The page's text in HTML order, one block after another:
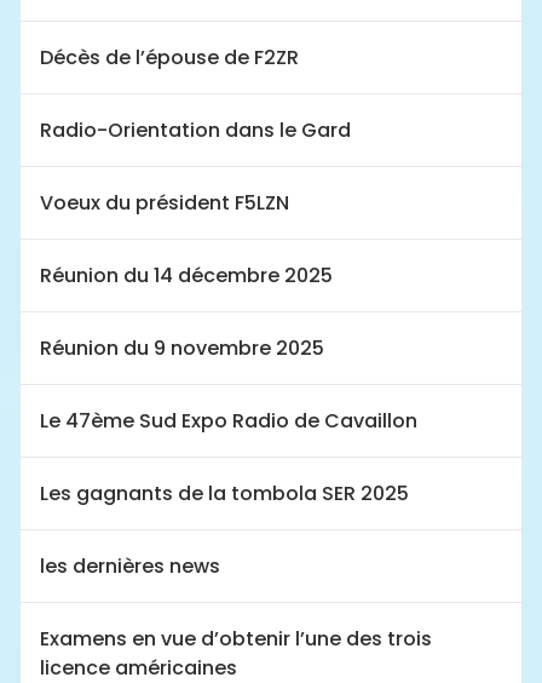
Décès de l’épouse de F2ZR
Radio-Orientation dans le Gard
Voeux du président F5LZN
Réunion du 14 décembre 2025
Réunion du 9 novembre 2025
Le 47ème Sud Expo Radio de Cavaillon
Les gagnants de la tombola SER 2025
les dernières news
Examens en vue d’obtenir l’une des trois
licence américaines